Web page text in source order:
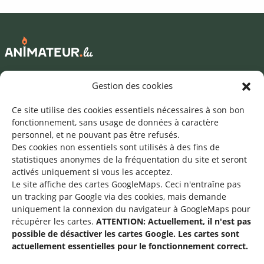
Gestion des cookies
Ce site utilise des cookies essentiels nécessaires à son bon
fonctionnement, sans usage de données à caractère
personnel, et ne pouvant pas être refusés.
Des cookies non essentiels sont utilisés à des fins de
statistiques anonymes de la fréquentation du site et seront
activés uniquement si vous les acceptez.
Le site affiche des cartes GoogleMaps. Ceci n'entraîne pas
un tracking par Google via des cookies, mais demande
uniquement la connexion du navigateur à GoogleMaps pour
récupérer les cartes. ATTENTION: Actuellement, il n'est pas
possible de désactiver les cartes Google. Les cartes sont
actuellement essentielles pour le fonctionnement correct.
Mentions légales
Une offre du
Service national de la jeunesse
48-50 rue Charles Martel